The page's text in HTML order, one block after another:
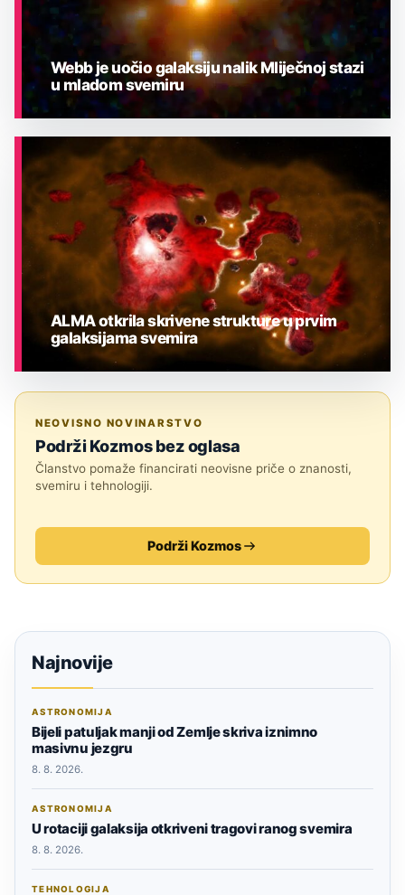
ASTRONOMIJA
Webb je uočio galaksiju nalik Mliječnoj stazi
u mladom svemiru
ALMA otkrila skrivene strukture u prvim
galaksijama svemira
NEOVISNO NOVINARSTVO
Podrži Kozmos bez oglasa
Članstvo pomaže financirati neovisne priče o znanosti,
svemiru i tehnologiji.
Podrži Kozmos
Najnovije
ASTRONOMIJA
Bijeli patuljak manji od Zemlje skriva iznimno
masivnu jezgru
8. 8. 2026.
ASTRONOMIJA
U rotaciji galaksija otkriveni tragovi ranog svemira
8. 8. 2026.
TEHNOLOGIJA